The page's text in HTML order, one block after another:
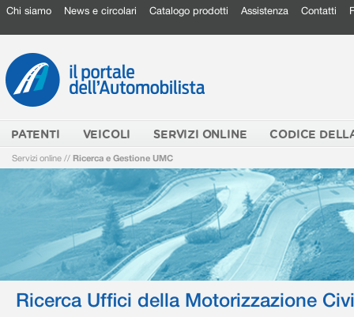
Chi siamo News e circolari Catalogo prodotti Assistenza Contatti
PATENTI VEICOLI SERVIZI ONLINE CODICE
Servizi online // Ricerca e Gestione UMC
Ricerca Uffici della Motorizzazione